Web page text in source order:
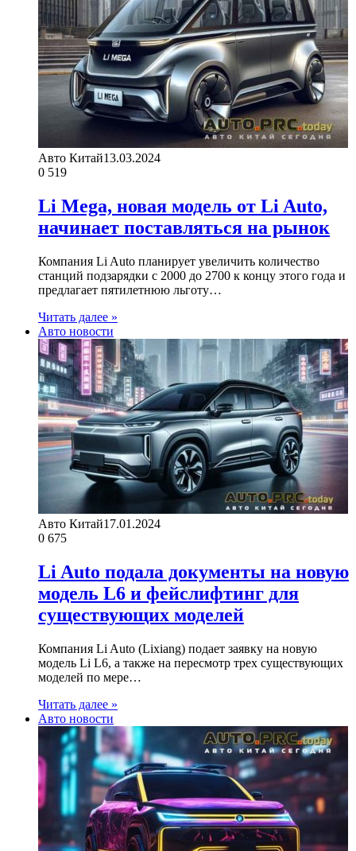
Авто Китай13.03.2024
0 519
Li Mega, новая модель от Li Auto,
начинает поставляться на рынок
Компания Li Auto планирует увеличить количество
станций подзарядки с 2000 до 2700 к концу этого года и
предлагает пятилетнюю льготу…
Читать далее »
Авто новости
Авто Китай17.01.2024
0 675
Li Auto подала документы на новую
модель L6 и фейслифтинг для
существующих моделей
Компания Li Auto (Lixiang) подает заявку на новую
модель Li L6, а также на пересмотр трех существующих
моделей по мере…
Читать далее »
Авто новости